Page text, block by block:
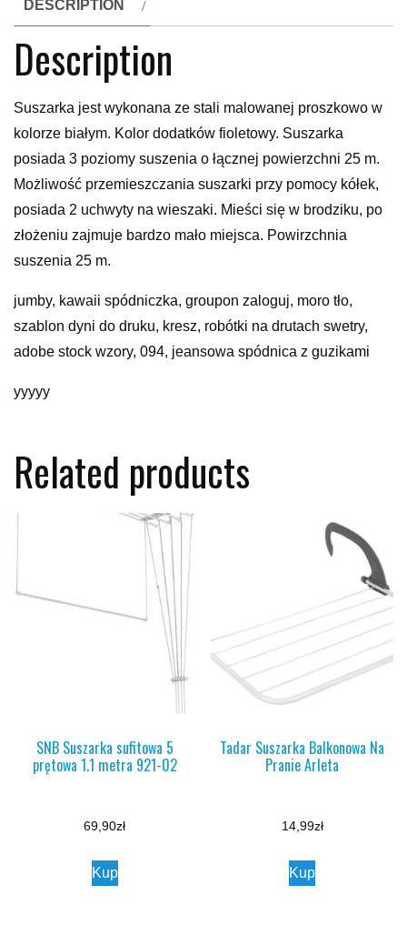
DESCRIPTION
Description
Suszarka jest wykonana ze stali malowanej proszkowo w
kolorze białym. Kolor dodatków fioletowy. Suszarka
posiada 3 poziomy suszenia o łącznej powierzchni 25 m.
Możliwość przemieszczania suszarki przy pomocy kółek,
posiada 2 uchwyty na wieszaki. Mieści się w brodziku, po
złożeniu zajmuje bardzo mało miejsca. Powirzchnia
suszenia 25 m.
jumby, kawaii spódniczka, groupon zaloguj, moro tło,
szablon dyni do druku, kresz, robótki na drutach swetry,
adobe stock wzory, 094, jeansowa spódnica z guzikami
yyyyy
Related products
SNB Suszarka sufitowa 5
prętowa 1.1 metra 921-02
69,90zł
Kup
Tadar Suszarka Balkonowa Na
Pranie Arleta
14,99zł
Kup